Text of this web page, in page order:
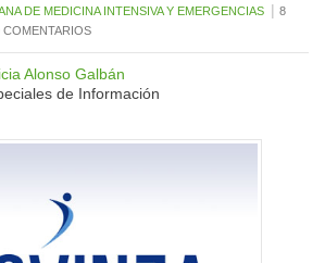
DE MEDICINA INTENSIVA Y EMERGENCIAS | 8
COMENTARIOS
Alonso Galbán
de Información